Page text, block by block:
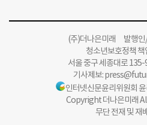
(주)더나은미래 발행인
청소년보호정책 책
서울 중구 세종대로
기사제보:
인터넷신문윤리위원회
Copyright 더나은미래
무단 전재 및 재